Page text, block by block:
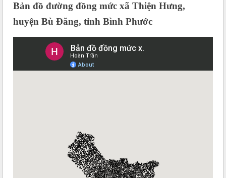
Bản đồ đường đồng mức xã Thiện Hưng,
huyện Bù Đăng, tỉnh Bình Phước